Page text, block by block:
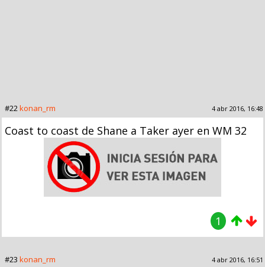
#22konan_rm 4 abr 2016, 16:48
Coast to coast de Shane a Taker ayer en WM 32
1
#23 konan_rm 4 abr 2016, 16:51